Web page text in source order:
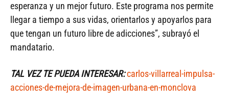
esperanza y un mejor futuro. Este programa nos permite
llegar a tiempo a sus vidas, orientarlos y apoyarlos para
que tengan un futuro libre de adicciones”, subrayó el
mandatario.
TAL VEZ TE PUEDA INTERESAR:carlos-villarreal-impulsa-
acciones-de-mejora-de-imagen-urbana-en-monclova